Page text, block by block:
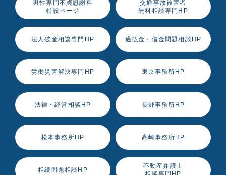
男性専門不貞慰謝料
特設ページ
交通事故被害者
無料相談専門HP
法人破産相談専門HP 過払金・借金問題相談HP
労働災害解決専門HP 東京事務所HP
法律・経営相談HP 長野事務所HP
松本事務所HP 高崎事務所HP
相続問題相談HP
不動産弁護士